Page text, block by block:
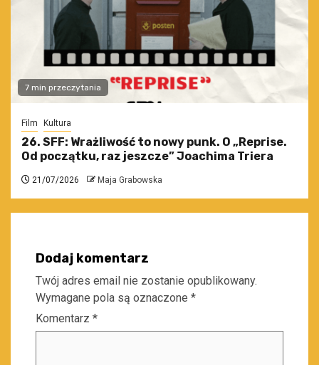
7 min przeczytania
Film Kultura
26. SFF: Wrażliwość to nowy punk. O „Reprise.
Od początku, raz jeszcze” Joachima Triera
21/07/2026 Maja Grabowska
Dodaj komentarz
Twój adres email nie zostanie opublikowany.
Wymagane pola są oznaczone *
Komentarz *